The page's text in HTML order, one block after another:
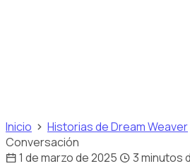
Inicio
Historias de Dream Weaver
Conversación
1 de marzo de 2025
3 minutos